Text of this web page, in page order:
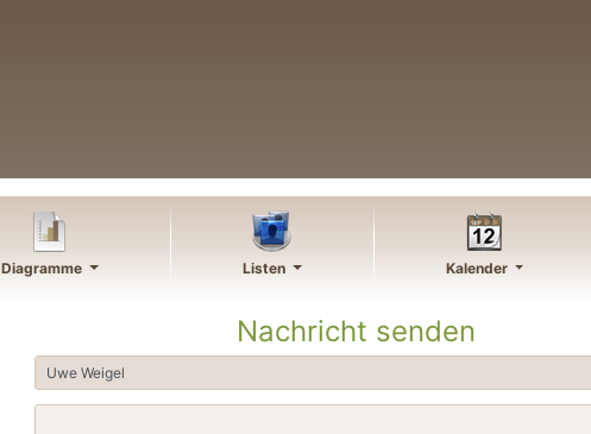
Diagramme Listen Kalender
Nachricht senden